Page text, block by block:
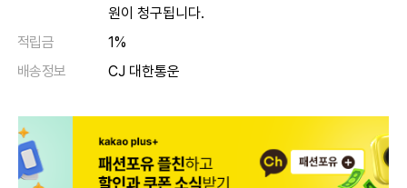
원이 청구됩니다.
적립금
1%
배송정보
CJ 대한통운